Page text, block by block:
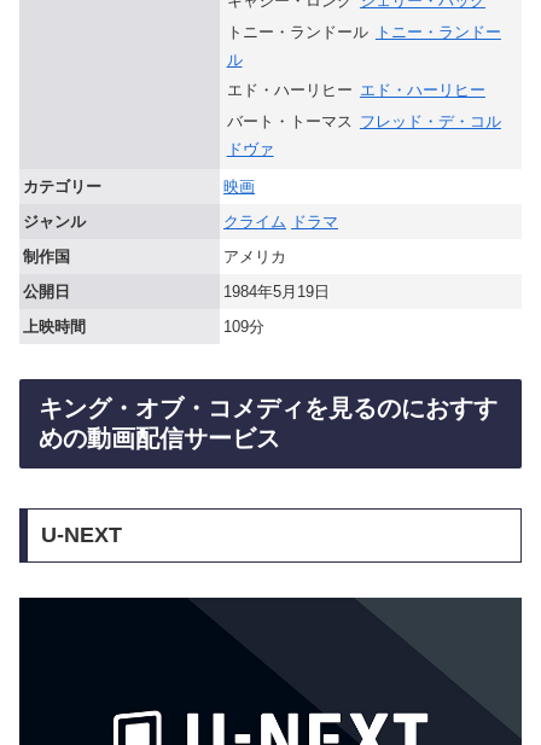
トニー・ランドール
トニー・ランドー
ル
エド・ハーリヒー エド・ハーリヒー
バート・トーマス フレッド・デ・コル
ドヴァ
カテゴリー
映画
ジャンル
クライム ドラマ
制作国
アメリカ
公開日
1984年5月19日
上映時間
109分
キング・オブ・コメディを見るのにおすす
めの動画配信サービス
U-NEXT